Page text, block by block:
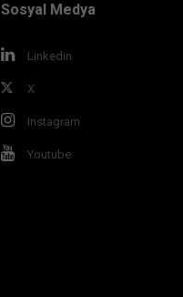
Sosyal Medya
Linkedin
X
Instagram
Youtube